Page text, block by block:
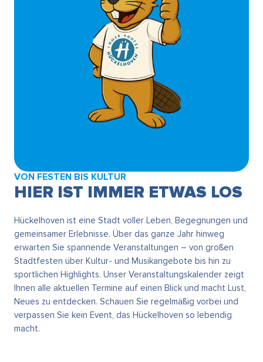
VON FESTEN BIS KULTUR
HIER IST IMMER ETWAS LOS
Hückelhoven ist eine Stadt voller Leben, Begegnungen und
gemeinsamer Erlebnisse. Über das ganze Jahr hinweg
erwarten Sie spannende Veranstaltungen – von großen
Stadtfesten über Kultur- und Musikangebote bis hin zu
sportlichen Highlights. Unser Veranstaltungskalender zeigt
Ihnen alle aktuellen Termine auf einen Blick und macht Lust,
Neues zu entdecken. Schauen Sie regelmäßig vorbei und
verpassen Sie kein Event, das Hückelhoven so lebendig
macht.